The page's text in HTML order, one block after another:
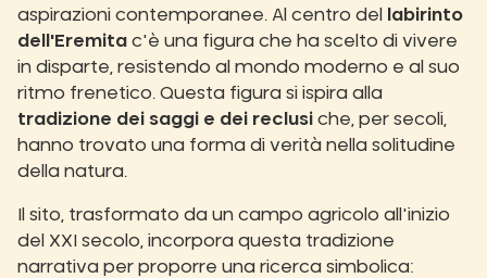
aspirazioni contemporanee. Al centro del
labirinto
dell'Eremita c'è una figura che ha scelto di vivere
in disparte, resistendo al mondo moderno e al suo
ritmo frenetico. Questa figura si ispira alla
tradizione dei saggi e dei reclusi che, per secoli,
hanno trovato una forma di verità nella solitudine
della natura.
Il sito, trasformato da un campo agricolo all'inizio
del XXI secolo, incorpora questa tradizione
narrativa per proporre una ricerca simbolica: